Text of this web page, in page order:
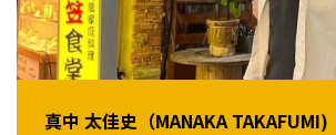
真中 太佳史（MANAKA TAKAFUMI)